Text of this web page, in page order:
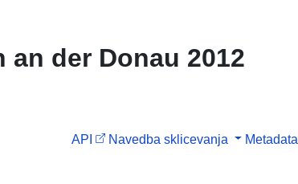
der Donau 2012
API Navedba sklicevanja Metadata